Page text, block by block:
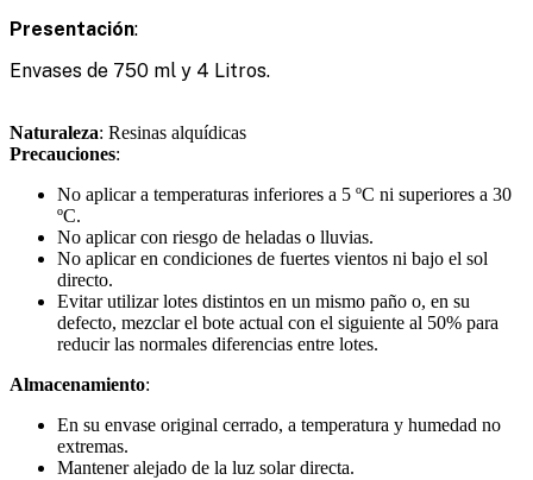
Presentación:
Envases de 750 ml y 4 Litros.
Naturaleza: Resinas alquídicas
Precauciones:
No aplicar a temperaturas inferiores a 5 ºC ni superiores a 30
ºC.
No aplicar con riesgo de heladas o lluvias.
No aplicar en condiciones de fuertes vientos ni bajo el sol
directo.
Evitar utilizar lotes distintos en un mismo paño o, en su
defecto, mezclar el bote actual con el siguiente al 50% para
reducir las normales diferencias entre lotes.
Almacenamiento:
En su envase original cerrado, a temperatura y humedad no
extremas.
Mantener alejado de la luz solar directa.